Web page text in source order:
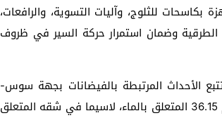
للثلوج، وآليات التسوية، والرافعات،
الطرقية وضمان استمرار حركة السير في ظروف
الأحداث المرتبطة بالفيضانات بجهة سوس-
ماسة، انعقد مؤخرا بأكادير، في إطار تفعيل مقتضيات القانون رقم 36.15 المتعلق بالماء، لاسيما في شقه المتعلق